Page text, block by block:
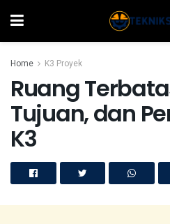
Home K3 Proyek
Ruang
Tujuan, dan
K3